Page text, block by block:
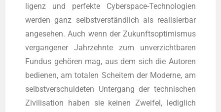
li­genz und per­fek­te Cyber­space-Tech­no­lo­gien
wer­den ganz selbst­ver­ständ­lich als rea­li­sier­bar
ange­se­hen. Auch wenn der Zukunfts­op­ti­mis­mus
ver­gan­ge­ner Jahr­zehn­te zum unver­zicht­ba­ren
Fun­dus gehö­ren mag, aus dem sich die Autoren
bedie­nen, am tota­len Schei­tern der Moder­ne, am
selbst­ver­schul­de­ten Unter­gang der tech­ni­schen
Zivi­li­sa­ti­on haben sie kei­nen Zwei­fel, ledig­lich